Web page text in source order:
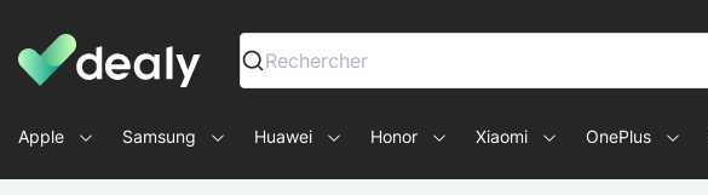
Dealy - Fundas y accesorios para smartphones y tablets
Rechercher
Apple Samsung Huawei Honor Xiaomi OnePlus